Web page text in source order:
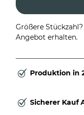
Größere
Angebot erhalten.
Produktion in
Sicherer Kauf